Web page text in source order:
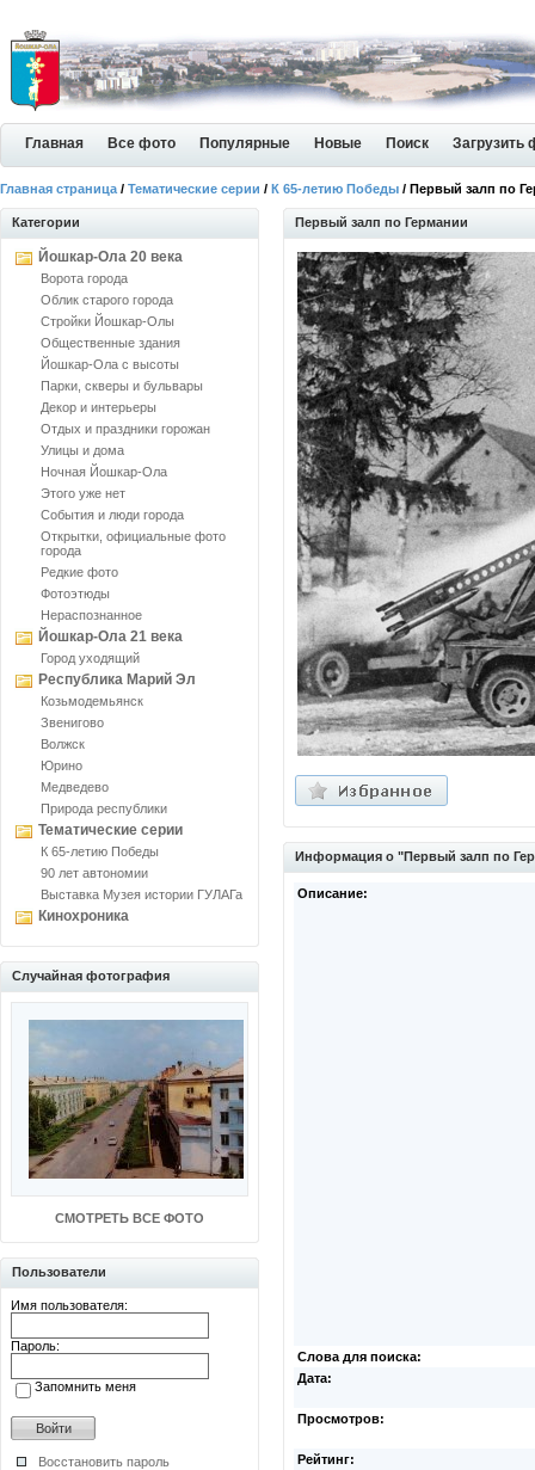
Главная Все фото Популярные Новые Поиск Загрузить
Главная страница / Тематические серии / К 65-летию Победы / Первый залп по
Категории
Йошкар-Ола 20 века
Ворота города
Облик старого города
Стройки Йошкар-Олы
Общественные здания
Йошкар-Ола с высоты
Парки, скверы и бульвары
Декор и интерьеры
Отдых и праздники горожан
Улицы и дома
Ночная Йошкар-Ола
Этого уже нет
События и люди города
Открытки, официальные фото
города
Редкие фото
Фотоэтюды
Нераспознанное
Йошкар-Ола 21 века
Город уходящий
Республика Марий Эл
Козьмодемьянск
Звенигово
Волжск
Юрино
Медведево
Природа республики
Тематические серии
К 65-летию Победы
90 лет автономии
Выставка Музея истории ГУЛАГа
Кинохроника
Случайная фотография
СМОТРЕТЬ ВСЕ ФОТО
Пользователи
Имя пользователя:
Пароль:
Запомнить меня
Восстановить пароль
Первый залп по Германии
Информация о "Первый залп по
Описание:
Слова для поиска:
Дата:
Просмотров:
Рейтинг: